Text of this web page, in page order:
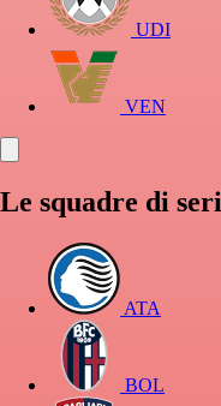
UDI
VEN
Le squadre di
ATA
BOL